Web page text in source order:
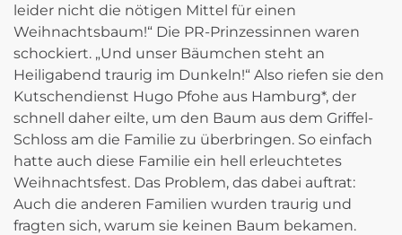
leider nicht die nötigen Mittel für einen
Weihnachtsbaum!“ Die PR-Prinzessinnen waren
schockiert. „Und unser Bäumchen steht an
Heiligabend traurig im Dunkeln!“ Also riefen sie den
Kutschendienst Hugo Pfohe aus Hamburg*, der
schnell daher eilte, um den Baum aus dem Griffel-
Schloss am die Familie zu überbringen. So einfach
hatte auch diese Familie ein hell erleuchtetes
Weihnachtsfest. Das Problem, das dabei auftrat:
Auch die anderen Familien wurden traurig und
fragten sich, warum sie keinen Baum bekamen.